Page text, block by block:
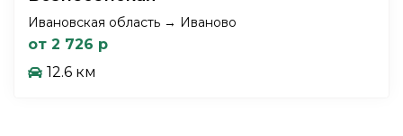
Ивановская область → Иваново
от 2 726 р
12.6 км